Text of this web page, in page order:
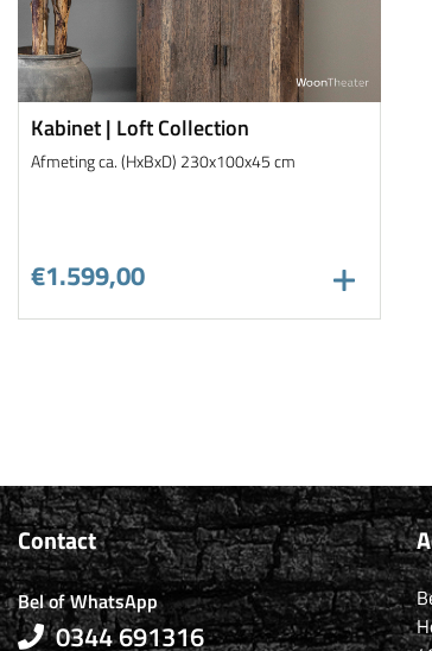
Kabinet | Loft Collection
Afmeting ca. (HxBxD) 230x100x45 cm
€1.599,00
Contact
Bel of WhatsApp
0344 691316